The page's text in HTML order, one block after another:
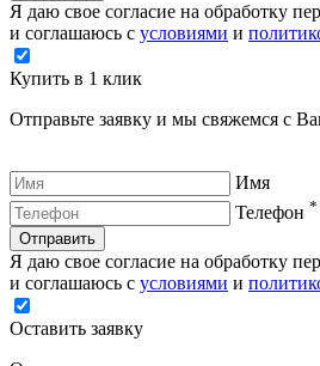
Я даю свое согласие на обработку
и соглашаюсь с условиями и
Купить в 1 клик
Отправьте заявку и мы свяжемся с
Имя
Телефон *
Отправить
Я даю свое согласие на обработку
и соглашаюсь с условиями и
Оставить заявку